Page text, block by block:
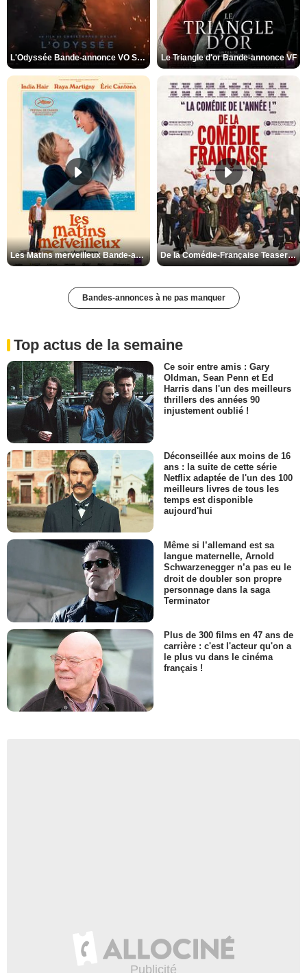
L'Odyssée Bande-annonce VO STFR Le Triangle d'or Bande-annonce VF
Les Matins merveilleux Bande-annonce VF De la Comédie-Française Teaser VF
Bandes-annonces à ne pas manquer
Top actus de la semaine
Ce soir entre amis : Gary
Oldman, Sean Penn et Ed
Harris dans l'un des meilleurs
thrillers des années 90
injustement oublié !
Déconseillée aux moins de 16
ans : la suite de cette série
Netflix adaptée de l'un des 100
meilleurs livres de tous les
temps est disponible
aujourd'hui
Même si l’allemand est sa
langue maternelle, Arnold
Schwarzenegger n’a pas eu le
droit de doubler son propre
personnage dans la saga
Terminator
Plus de 300 films en 47 ans de
carrière : c'est l'acteur qu'on a
le plus vu dans le cinéma
français !